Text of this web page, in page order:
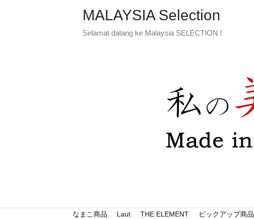
MALAYSIA Selection
Selamat datang ke Malaysia SELECTION !
なまこ商品 Laut THE ELEMENT ピックアップ商品